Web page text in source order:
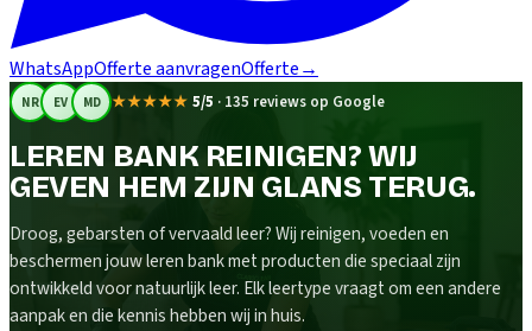
WhatsAppOfferte aanvragenOfferte→
NR EV MD ★★★★★ 5/5 · 135 reviews op Google
LEREN BANK REINIGEN? WIJ
GEVEN HEM ZIJN GLANS TERUG.
Droog, gebarsten of vervaald leer? Wij reinigen, voeden en
beschermen jouw leren bank met producten die speciaal zijn
ontwikkeld voor natuurlijk leer. Elk leertype vraagt om een andere
aanpak en die kennis hebben wij in huis.